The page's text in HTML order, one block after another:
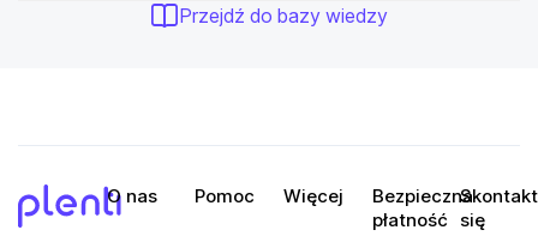
Przejdź do bazy wiedzy
O nas Pomoc Więcej
Bezpieczna
płatność
się